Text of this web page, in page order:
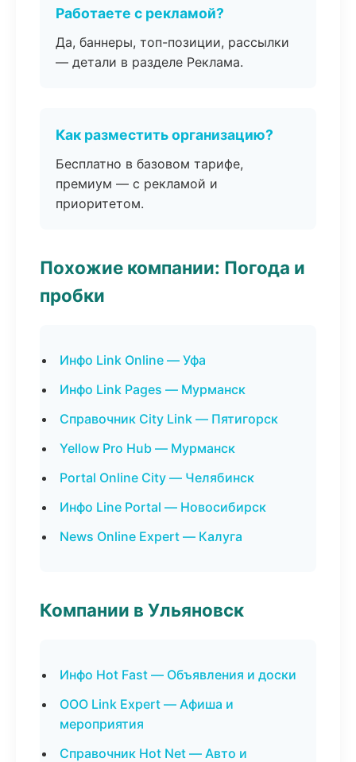
Работаете с рекламой?
Да, баннеры, топ-позиции, рассылки
— детали в разделе Реклама.
Как разместить организацию?
Бесплатно в базовом тарифе,
премиум — с рекламой и
приоритетом.
Похожие компании: Погода и
пробки
Инфо Link Online — Уфа
Инфо Link Pages — Мурманск
Справочник City Link — Пятигорск
Yellow Pro Hub — Мурманск
Portal Online City — Челябинск
Инфо Line Portal — Новосибирск
News Online Expert — Калуга
Компании в Ульяновск
Инфо Hot Fast — Объявления и доски
ООО Link Expert — Афиша и
мероприятия
Справочник Hot Net — Авто и